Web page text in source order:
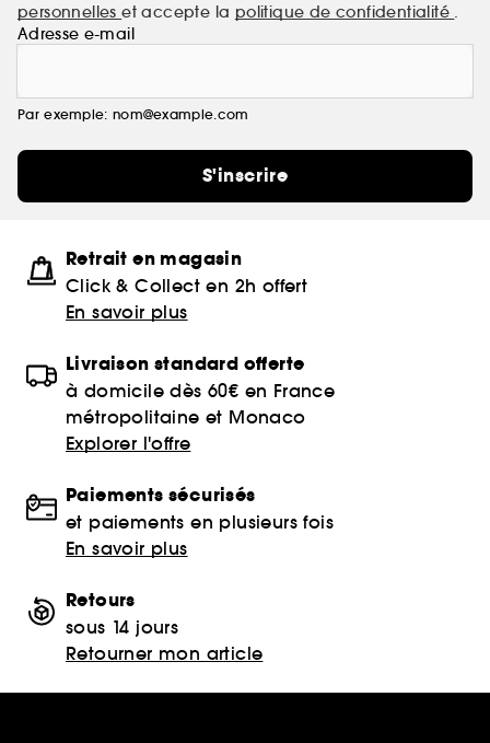
personnelleset accepte la politique de confidentialité .
Adresse e-mail
Par exemple: nom@example.com
S'inscrire
Retrait en magasin
Click & Collect en 2h offert
En savoir plus
Livraison standard offerte
à domicile dès 60€ en France
métropolitaine et Monaco
Explorer l'offre
Paiements sécurisés
et paiements en plusieurs fois
En savoir plus
Retours
sous 14 jours
Retourner mon article